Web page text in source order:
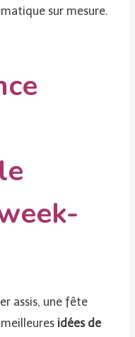
sur mesure.
assis, une fête
meilleures idées de